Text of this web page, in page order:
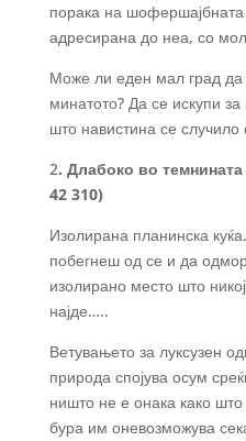
порака на шофершајбната
адресирана до неа, со
Може ли еден мал град да
минатото? Да се искупи
што навистина се случило
2. Длабоко во
42 310)
Изолирана планинска
побегнеш од се и да
изолирано место што
најде…..
Ветувањето за луксузен
природа спојува осум
ништо не е онака како
бура им оневозможува